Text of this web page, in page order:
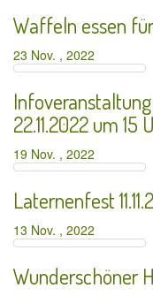
Waffeln essen
23 Nov. , 2022
22.11.2022 um 15
19 Nov. , 2022
Laternenfest
13 Nov. , 2022
Wunderschöner